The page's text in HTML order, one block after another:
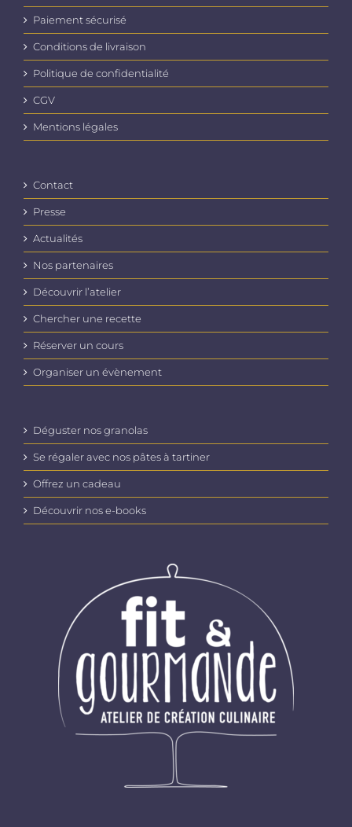
Paiement sécurisé
Conditions de livraison
Politique de confidentialité
CGV
Mentions légales
Contact
Presse
Actualités
Nos partenaires
Découvrir l’atelier
Chercher une recette
Réserver un cours
Organiser un évènement
Déguster nos granolas
Se régaler avec nos pâtes à tartiner
Offrez un cadeau
Découvrir nos e-books